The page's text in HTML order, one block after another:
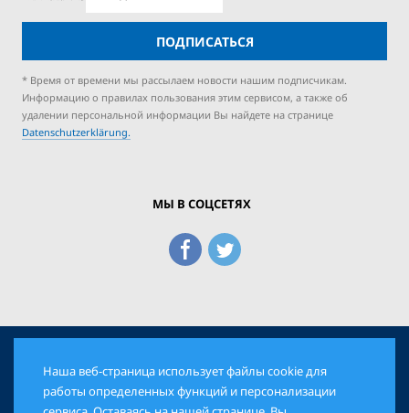
ПОДПИСАТЬСЯ
* Время от времени мы рассылаем новости нашим подписчикам.
Информацию о правилах пользования этим сервисом, а также об
удалении персональной информации Вы найдете на странице
Datenschutzerklärung.
МЫ В СОЦСЕТЯХ
© 2026 Еврейская Панорама. Все права защищены
Наша веб-страница использует файлы cookie для
работы определенных функций и персонализации